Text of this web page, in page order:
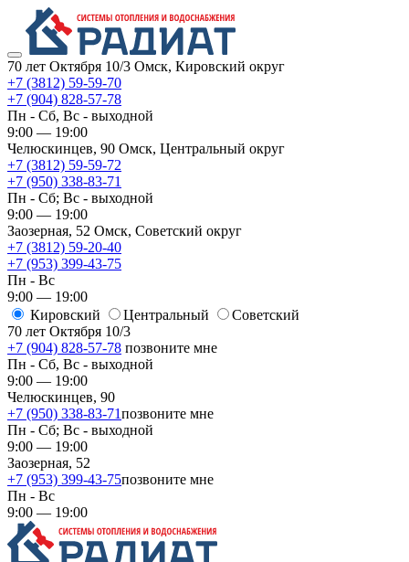
70 лет Октября 10/3 Омск, Кировский округ
+7 (3812) 59-59-70
+7 (904) 828-57-78
Пн - Сб, Вс - выходной
9:00 — 19:00
Челюскинцев, 90 Омск, ​Центральный округ
+7 (3812) 59-59-72
+7 (950) 338-83-71
Пн - Сб; Вс - выходной
9:00 — 19:00
Заозерная, 52 Омск, ​Советский округ
+7 (3812) 59-20-40
+7 (953) 399-43-75
Пн - Вс
9:00 — 19:00
Кировский
​Центральный
​Советский
70 лет Октября 10/3
+7 (904) 828-57-78 позвоните мне
Пн - Сб, Вс - выходной
9:00 — 19:00
Челюскинцев, 90
+7 (950) 338-83-71позвоните мне
Пн - Сб; Вс - выходной
9:00 — 19:00
Заозерная, 52
+7 (953) 399-43-75позвоните мне
Пн - Вс
9:00 — 19:00